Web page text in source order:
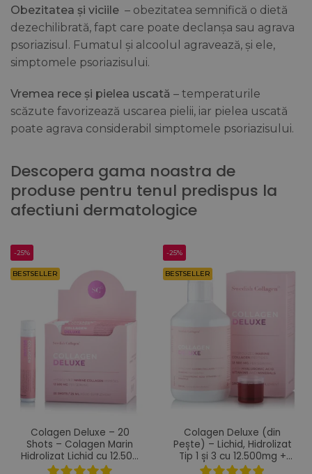
Obezitatea și viciile – obezitatea semnifică o dietă
dezechilibrată, fapt care poate declanșa sau agrava
psoriazisul. Fumatul și alcoolul agravează, și ele,
simptomele psoriazisului.
Vremea rece și pielea uscată – temperaturile
scăzute favorizează uscarea pielii, iar pielea uscată
poate agrava considerabil simptomele psoriazisului.
Descopera gama noastra de
produse pentru tenul predispus la
afectiuni dermatologice
-25%
BESTSELLER
Colagen Deluxe – 20
Shots – Colagen Marin
Hidrolizat Lichid cu 12.500
mg + Acid Hialuronic 75
-25%
BESTSELLER
Colagen Deluxe (din
Pește) – Lichid, Hidrolizat
Tip 1 și 3 cu 12.500mg +
Acid Hialuronic 75 mg +